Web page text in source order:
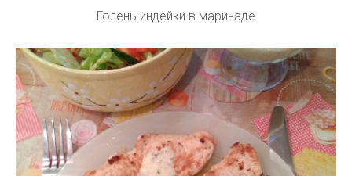
Голень индейки в маринаде